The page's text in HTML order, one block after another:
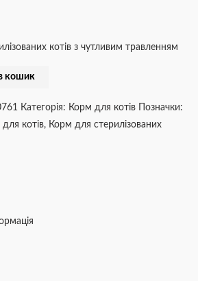
котів з чутливим травленням
кошик
Категорія: Корм для котів
Позначки:
для котів, Корм для стерилізованих